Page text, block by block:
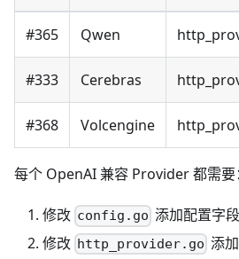
#365 Qwen
#333 Cerebras
#368 Volcengine
每个 OpenAI 兼容 Provider 都需要：
修改 config.go 添加配置字段
修改 http_provider.go 添